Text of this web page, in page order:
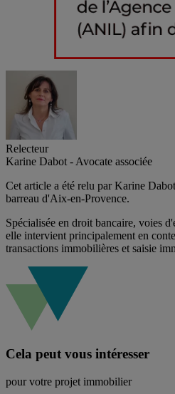
Relecteur
Karine Dabot - Avocate associée
Cet article a été relu par Karine
barreau d'Aix-en-Provence.
Spécialisée en droit bancaire, voies
elle intervient principalement en
transactions immobilières et saisie
Cela peut vous intéresser
pour votre projet immobilier